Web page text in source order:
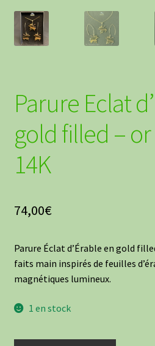
Parure Eclat
gold filled –
14K
74,00€
Parure Éclat d’Érable en gold
faits main inspirés de feuilles
magnétiques lumineux.
1 en stock